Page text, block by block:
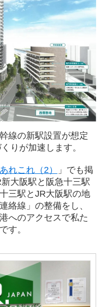
線の新駅設置が想定
りが加速します。
れこれ（2）
」でも掲
大阪駅と阪急十三駅
三駅とJR大阪駅の地
絡線」 の整備をし、
へのアクセスで私た
す。